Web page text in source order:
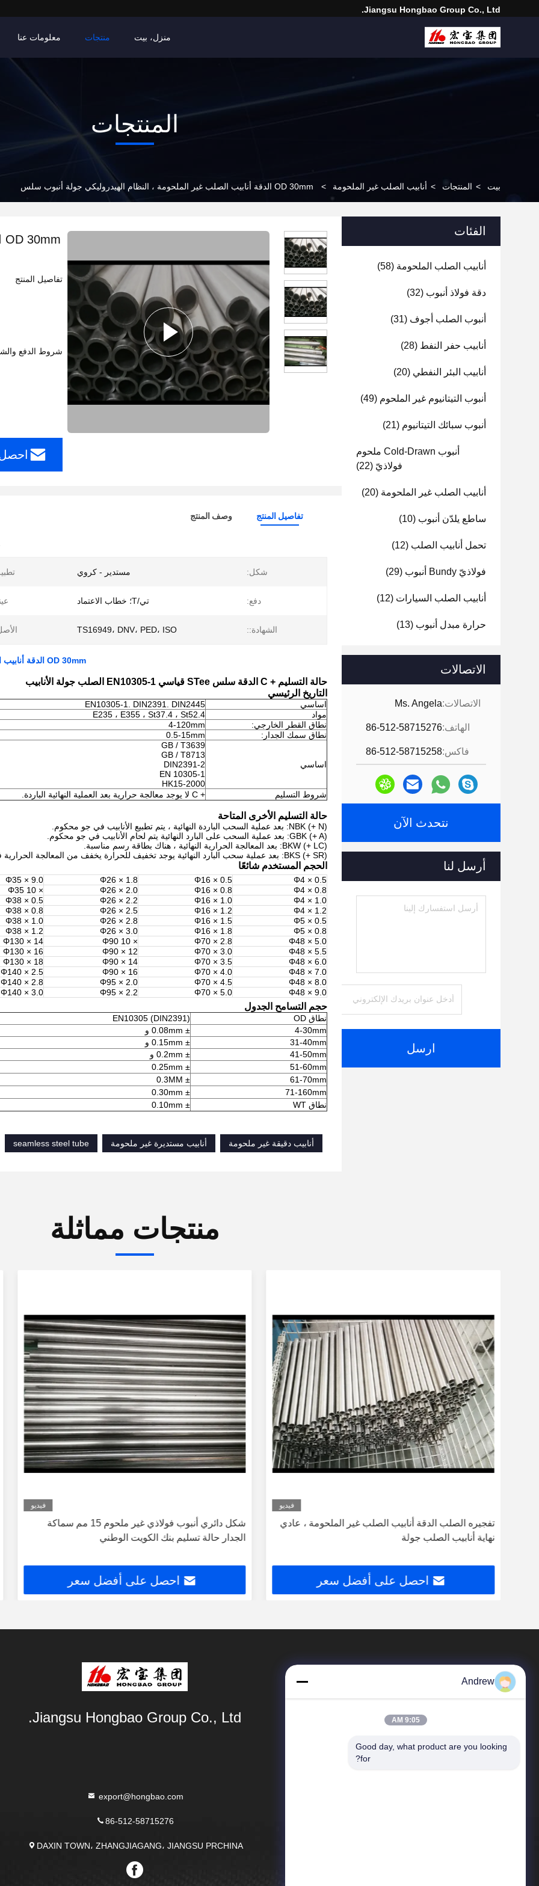
Jiangsu Hongbao Group Co., Ltd.
منزل، بيت منتجات معلومات عنا
المنتجات
بيت > المنتجات > أنابيب الصلب غير الملحومة > OD 30mm الدقة أنابيب الصلب غير الملحومة ، النظام الهيدروليكي جولة أنبوب سلس
الفئات
أنابيب الصلب الملحومة (58)
دقة فولاذ أنبوب (32)
أنبوب الصلب أجوف (31)
أنابيب حفر النفط (28)
أنابيب البئر النفطي (20)
أنبوب التيتانيوم غير الملحوم (49)
أنبوب سبائك التيتانيوم (21)
أنبوب Cold-Drawn ملحوم
فولاذيّ (22)
أنابيب الصلب غير الملحومة (20)
ساطع يلدّن أنبوب (10)
تحمل أنابيب الصلب (12)
فولاذيّ Bundy أنبوب (29)
أنابيب الصلب السيارات (12)
حرارة مبدل أنبوب (13)
الاتصالات
الاتصالات:Ms. Angela
الهاتف:86-512-58715276
فاكس:86-512-58715258
نتحدث الآن
أرسل لنا
ارسل
تفاصيل المنتج
شروط الدفع
تفاصيل المنتج وصف المنتج
شكل: مستدير - كروي
دفع: تي/T؛ خطاب الاعتماد
الشهادة:: TS16949، DNV، PED، ISO
OD 30mm الدقة أنابيب الصلب غير الملحومة ، النظام الهيدروليكي جولة أنبوب سلس
حالة التسليم + C الدقة سلس STee قياسي EN10305-1 الصلب جولة الأنابيب
التاريخ الرئيسي
اساسي
EN10305-1. DIN2391. DIN2445
مواد
E235 ، E355 ، St37.4 ، St52.4
نطاق القطر الخارجي:
4-120mm
نطاق سمك الجدار:
0.5-15mm
اساسي
GB / T3639
GB / T8713
DIN2391-2
EN 10305-1
HK15-2000
شروط التسليم
+ C لا يوجد معالجة حرارية بعد العملية النهائية الباردة.
حالة التسليم الأخرى المتاحة
NBK (+ N): بعد عملية السحب الباردة النهائية ، يتم تطبيع الأنابيب في جو محكوم.
GBK (+ A): بعد عملية السحب على البارد النهائية يتم لحام الأنابيب في جو محكوم.
BKW (+ LC): بعد المعالجة الحرارية النهائية ، هناك بطاقة رسم مناسبة.
BKS (+ SR): بعد عملية سحب البارد النهائية يوجد تخفيف للحرارة يخفف من المعالجة الحرارية في جو محكوم.
الحجم المستخدم شائعًا
Φ4 × 0.5
Φ16 × 0.5
Φ26 × 1.8
Φ35 × 9.0
Φ4 × 0.8
Φ16 × 0.8
Φ26 × 2.0
× Φ35 10
Φ4 × 1.0
Φ16 × 1.0
Φ26 × 2.2
Φ38 × 0.5
Φ4 × 1.2
Φ16 × 1.2
Φ26 × 2.5
Φ38 × 0.8
Φ5 × 0.5
Φ16 × 1.5
Φ26 × 2.8
Φ38 × 1.0
Φ5 × 0.8
Φ16 × 1.8
Φ26 × 3.0
Φ38 × 1.2
Φ48 × 5.0
Φ70 × 2.8
× Φ90 10
Φ130 × 14
Φ48 × 5.5
Φ70 × 3.0
Φ90 × 12
Φ130 × 16
Φ48 × 6.0
Φ70 × 3.5
Φ90 × 14
Φ130 × 18
Φ48 × 7.0
Φ70 × 4.0
Φ90 × 16
Φ140 × 2.5
Φ48 × 8.0
Φ70 × 4.5
Φ95 × 2.0
Φ140 × 2.8
Φ48 × 9.0
Φ70 × 5.0
Φ95 × 2.2
Φ140 × 3.0
حجم التسامح الجدول
نطاق OD
EN10305 (DIN2391)
4-30mm
± 0.08mm و
31-40mm
± 0.15mm و
41-50mm
± 0.2mm و
51-60mm
± 0.25mm
61-70mm
± 0.3MM
71-160mm
± 0.30mm
نطاق WT
± 0.10mm
أنابيب دقيقة غير ملحومة
أنابيب مستديرة غير ملحومة seamless steel tube
منتجات مماثلة
فيديو
تفجيره الصلب الدقة أنابيب الصلب غير الملحومة ، عادي
نهاية أنابيب الصلب جولة
احصل على أفضل سعر
فيديو
شكل دائري أنبوب فولاذي غير ملحوم 15 مم سماكة
الجدار حالة تسليم بنك الكويت الوطني
احصل على أفضل سعر
Jiangsu Hongbao Group Co., Ltd.
المنتجات
export@hongbao.com
86-512-58715276
DAXIN TOWN، ZHANGJIAGANG، JIANGSU PRCHINA
Andrew
9:05 AM
Good day, what product are you looking
for?